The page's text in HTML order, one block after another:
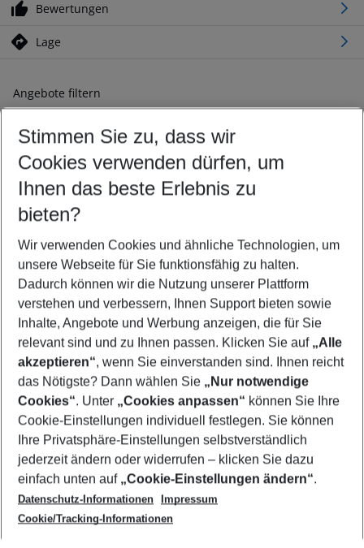
Bewertungen
Lage
Angebote filtern
Ändern Sie Ihre Kriterien nach Ihren Wünschen
Abflughafen wählen
Beliebiger Abflughafen
Reisezeitraum wählen
09.08.26– 07.08.27 5-8 Nächte
2 Erwachsene Keine Kinder
Mehr Filter anzeigen
Footer
Footer navigation
Über uns
AGB
Cookie-Einstellungen ändern
Cookie-Richtlinie
Datenschutz
Service & Hilfe
Barrierefreies Reisen
Check-in
Folgen Sie uns
Stimmen Sie zu, dass wir
Cookies verwenden dürfen, um
Ihnen das beste Erlebnis zu
bieten?
Wir verwenden Cookies und ähnliche Technologien, um
unsere Webseite für Sie funktionsfähig zu halten.
Dadurch können wir die Nutzung unserer Plattform
verstehen und verbessern, Ihnen Support bieten sowie
Inhalte, Angebote und Werbung anzeigen, die für Sie
relevant sind und zu Ihnen passen. Klicken Sie auf „Alle
akzeptieren“, wenn Sie einverstanden sind. Ihnen reicht
das Nötigste? Dann wählen Sie „Nur notwendige
Cookies“. Unter „Cookies anpassen“ können Sie Ihre
Cookie-Einstellungen individuell festlegen. Sie können
Ihre Privatsphäre-Einstellungen selbstverständlich
jederzeit ändern oder widerrufen – klicken Sie dazu
einfach unten auf „Cookie-Einstellungen ändern“.
Datenschutz-Informationen
Impressum
Cookie/Tracking-Informationen